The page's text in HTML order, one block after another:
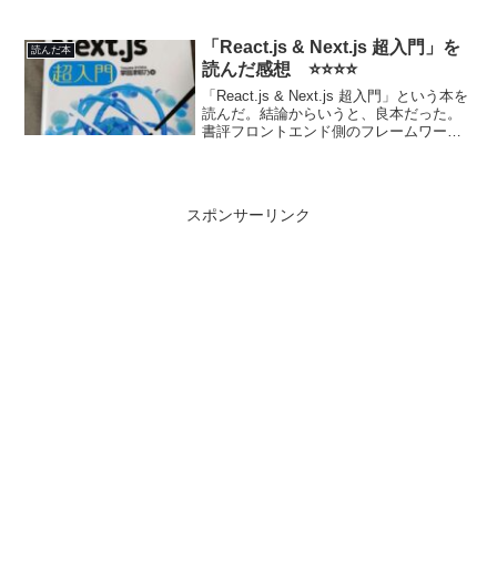
し、なぜその単語を出したかの説明もな
いので、...
読んだ本
「React.js & Next.js 超入門」を
読んだ感想 ⭐⭐⭐⭐
「React.js & Next.js 超入門」という本を
読んだ。結論からいうと、良本だった。
書評フロントエンド側のフレームワーク
スポンサーリンク